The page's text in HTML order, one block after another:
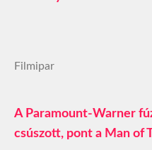
Filmipar
A Paramount-Warner
csúszott, pont a Man of